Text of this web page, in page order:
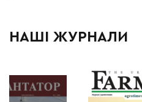
НАШІ ЖУРНАЛИ